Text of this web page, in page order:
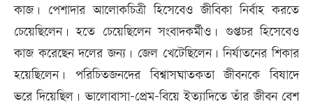
কাজ। পেশাদার আলোকচিত্রী হিসেবেও জীবিকা নির্বাহ করতে
চেয়েছিলেন। হতে চেয়েছিলেন সংবাদকর্মীও। গুপ্তচর হিসেবেও
কাজ করেছেন দলের জন্য। জেল খেটেছিলেন। নির্যাতনের শিকার
হয়েছিলেন। পরিচিতজনদের বিশ্বাসঘাতকতা জীবনকে বিষাদে
ভরে দিয়েছিল। ভালোবাসা-প্রেম-বিয়ে ইত্যাদিতে তাঁর জীবন বেশ